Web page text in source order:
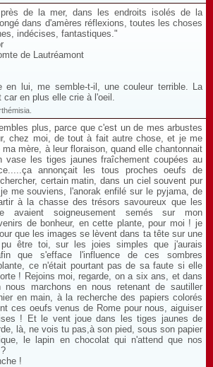
de la mer, dans les endroits isolés de la
dans d'amères réflexions, toutes les choses
indécises, fantastiques."
de Lautréamont
en lui, me semble-t-il, une couleur terrible. La
car en plus elle crie à l'oeil.
plus, parce que c'est un de mes arbustes
chez moi, de tout à fait autre chose, et je me
mère, à leur floraison, quand elle chantonnait
vase les tiges jaunes fraîchement coupées au
annonçait les tous proches oeufs de
certain matin, dans un ciel souvent pur
me souviens, l'anorak enfilé sur le pyjama, de
à la chasse des trésors savoureux que les
avaient soigneusement semés sur mon
de bonheur, en cette plante, pour moi ! je
que les images se lèvent dans ta tête sur une
être toi, sur les joies simples que j'aurais
que s'efface l'influence de ces sombres
ce n'était pourtant pas de sa faute si elle
! Rejoins moi, regarde, on a six ans, et dans
nous marchons en nous retenant de sautiller
en main, à la recherche des papiers colorés
ces oeufs venus de Rome pour nous, aiguiser
! Et le vent joue dans les tiges jaunes de
là, ne vois tu pas,à son pied, sous son papier
le lapin en chocolat qui n'attend que nos
!